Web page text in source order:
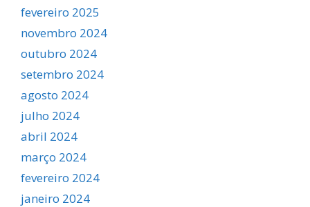
fevereiro 2025
novembro 2024
outubro 2024
setembro 2024
agosto 2024
julho 2024
abril 2024
março 2024
fevereiro 2024
janeiro 2024